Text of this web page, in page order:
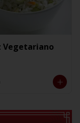
Vegetariano